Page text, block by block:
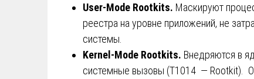
User-Mode Rootkits. Маскируют
реестра на уровне приложений, не
системы.
Kernel-Mode Rootkits. Внедряются в
системные вызовы (T1014 — Rootkit).